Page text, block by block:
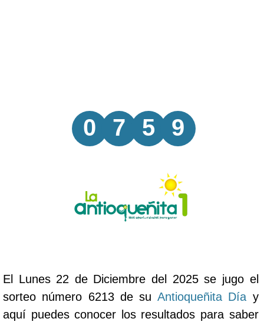
0 7 5 9
El Lunes 22 de Diciembre del 2025 se jugo el
sorteo número 6213 de su Antioqueñita Día y
aquí puedes conocer los resultados para saber